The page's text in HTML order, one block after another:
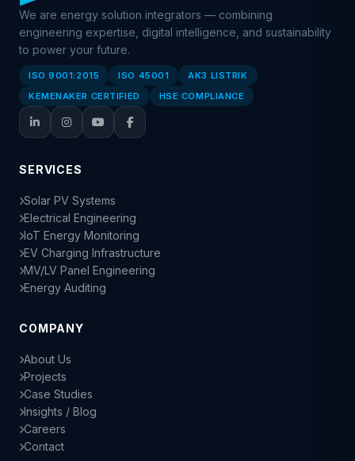
We are energy solution integrators — combining
engineering expertise, digital intelligence, and sustainability
to power your future.
ISO 9001:2015 ISO 45001
AK3 LISTRIK
KEMENAKER CERTIFIED
HSE COMPLIANCE
SERVICES
Solar PV Systems
Electrical Engineering
IoT Energy Monitoring
EV Charging Infrastructure
MV/LV Panel Engineering
Energy Auditing
COMPANY
About Us
Projects
Case Studies
Insights / Blog
Careers
Contact